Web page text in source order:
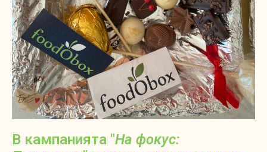
В кампанията "На фокус: